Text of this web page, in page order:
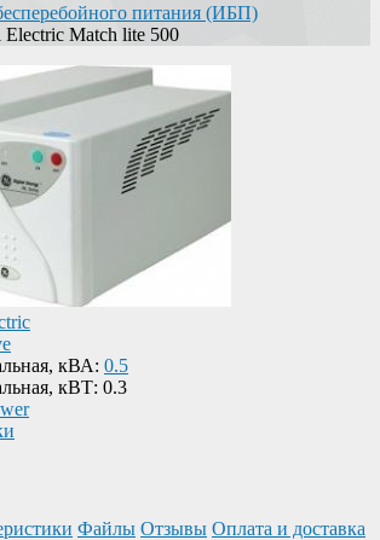
питания (ИБП)
Match lite 500
кВА: 0.5
кВТ: 0.3
Файлы Отзывы Оплата и доставка